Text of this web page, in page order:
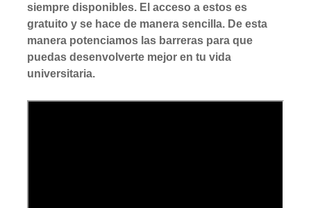
siempre disponibles. El acceso a estos es
gratuito y se hace de manera sencilla. De esta
manera potenciamos las barreras para que
puedas desenvolverte mejor en tu vida
universitaria.